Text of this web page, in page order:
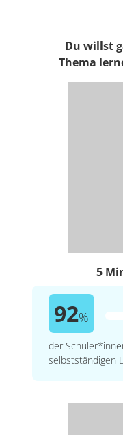
Du willst
Thema
5
92%
der
selbstständigen